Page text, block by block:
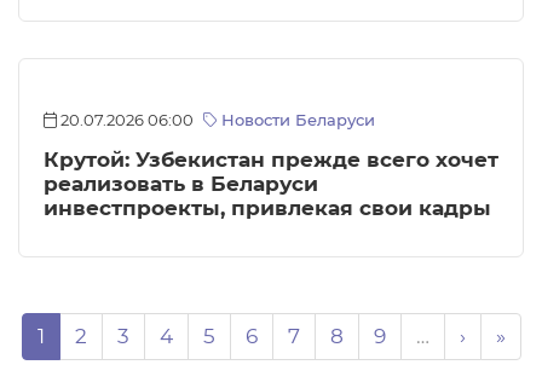
20.07.2026 06:00 Новости Беларуси
Крутой: Узбекистан прежде всего хочет
реализовать в Беларуси
инвестпроекты, привлекая свои кадры
Page
1 Page
2 Page
3 Page
4 Page
5 Page
6 Page
7 Page
8 Page
9 … › »